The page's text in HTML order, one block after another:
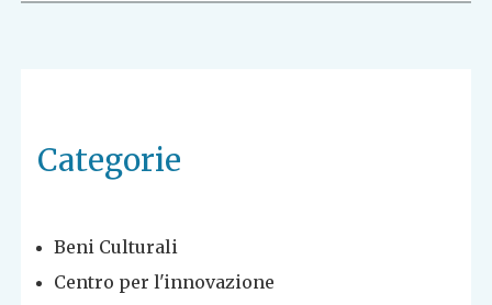
Categorie
Beni Culturali
Centro per l'innovazione